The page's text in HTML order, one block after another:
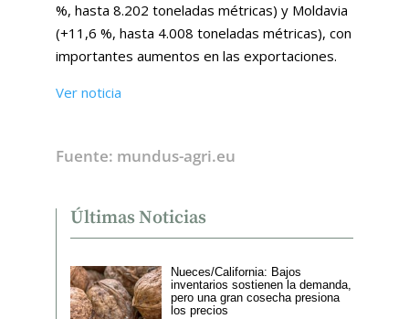
%, hasta 8.202 toneladas métricas) y Moldavia
(+11,6 %, hasta 4.008 toneladas métricas), con
importantes aumentos en las exportaciones.
Ver noticia
Fuente: mundus-agri.eu
Últimas Noticias
Nueces/California: Bajos
inventarios sostienen la demanda,
pero una gran cosecha presiona
los precios